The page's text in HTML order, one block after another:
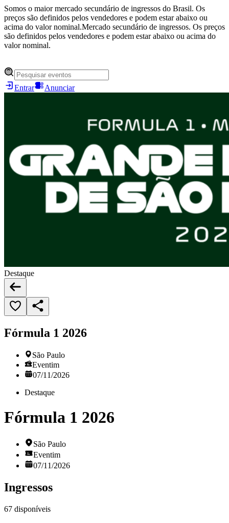
Somos o maior mercado secundário de ingressos do Brasil. Os
preços são definidos pelos vendedores e podem estar abaixo ou
acima do valor nominal.Mercado secundário de ingressos. Os preços
são definidos pelos vendedores e podem estar abaixo ou acima do
valor nominal.
Entrar Anunciar
Destaque
Fórmula 1 2026
São Paulo
Eventim
07/11/2026
Destaque
Fórmula 1 2026
São Paulo
Eventim
07/11/2026
Ingressos
67 disponíveis